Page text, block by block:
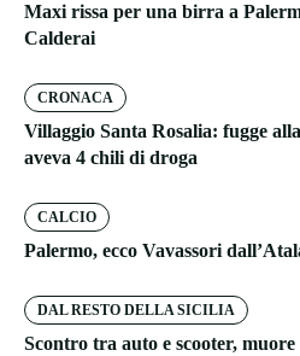
Maxi rissa per una birra a
Calderai
CRONACA
Villaggio Santa Rosalia: fugge
aveva 4 chili di droga
CALCIO
Palermo, ecco Vavassori
DAL RESTO DELLA SICILIA
Scontro tra auto e scooter,